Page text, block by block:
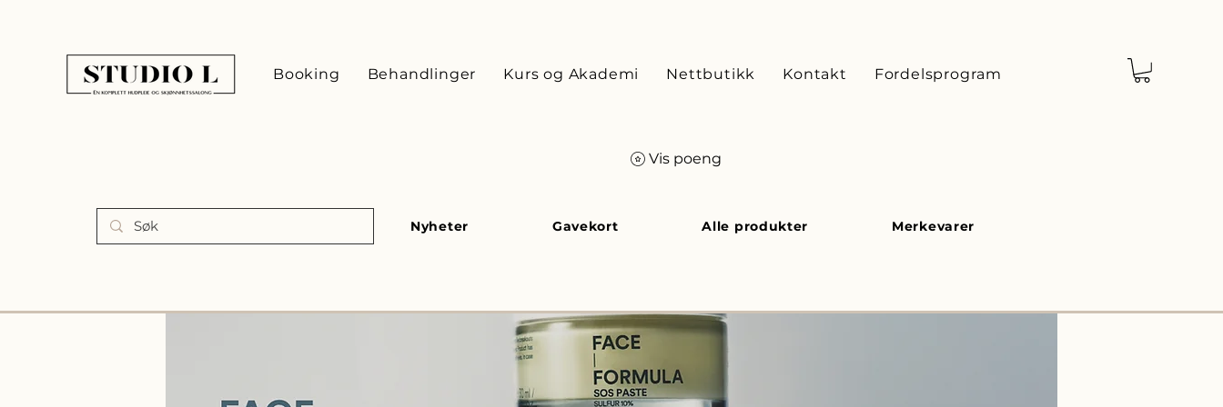
Booking Behandlinger Kurs og Akademi Nettbutikk Kontakt Fordelsprogram
Vis poeng
Nyheter Gavekort Alle produkter Merkevarer